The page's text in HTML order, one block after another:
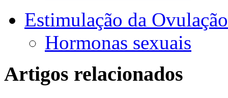
Estimulação da
Hormonas sexuais
Artigos relacionados